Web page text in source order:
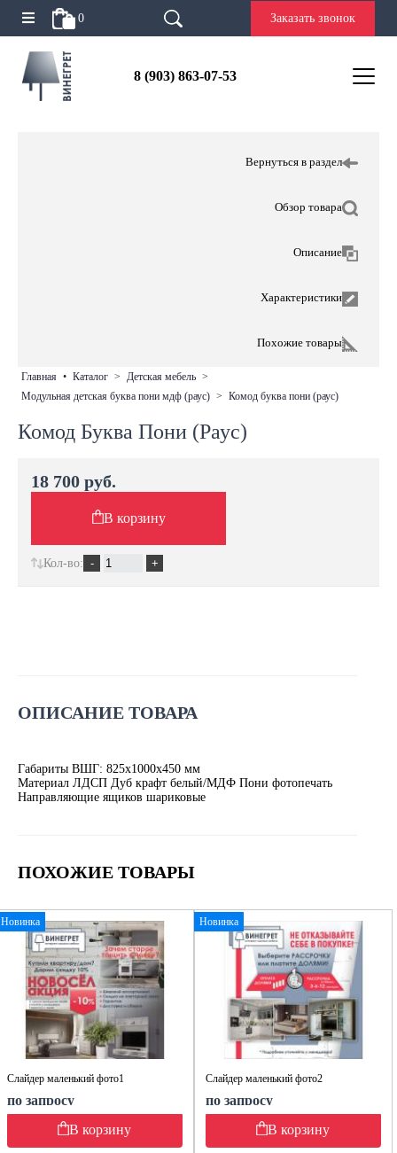
0 Заказать звонок
8 (903) 863-07-53
Вернуться в раздел
Обзор товара
Описание
Характеристики
Похожие товары
главная • каталог > детская мебель >
модульная детская буква пони мдф (раус) > комод буква пони (раус)
Комод Буква Пони (Раус)
ОПИСАНИЕ ТОВАРА
Габариты ВШГ: 825х1000х450 мм
Материал ЛДСП Дуб крафт белый/МДФ Пони фотопечать
Направляющие ящиков шариковые
ПОХОЖИЕ ТОВАРЫ
Новинка
Слайдер маленький фото1
по запросу
В корзину
Новинка
Слайдер маленький фото2
по запросу
В корзину
18 700 руб.
В корзину
Кол-во: